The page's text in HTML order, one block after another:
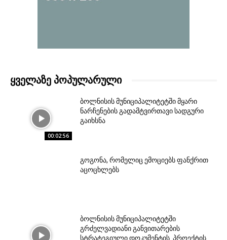
ᲧᲕᲔᲚᲐᲖᲔ ᲞᲝᲞᲣᲚᲐᲠᲣᲚᲘ
00:02:56
ბოლნისის მუნიციპალიტეტში მყარი
ნარჩენების გადამტვირთავი სადგური
გაიხსნა
გოგონა, რომელიც ემოციებს ფანქრით
აცოცხლებს
ბოლნისის მუნიციპალიტეტში
გრძელვადიანი განვითარების
სტრატეგიული დოკუმენტის პროექტის